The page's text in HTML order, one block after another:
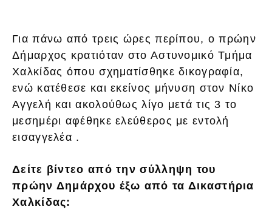
Για πάνω από τρεις ώρες περίπου, ο πρώην
Δήμαρχος κρατιόταν στο Αστυνομικό Τμήμα
Χαλκίδας όπου σχηματίσθηκε δικογραφία,
ενώ κατέθεσε και εκείνος μήνυση στον Νίκο
Αγγελή και ακολούθως λίγο μετά τις 3 το
μεσημέρι αφέθηκε ελεύθερος με εντολή
εισαγγελέα .
Δείτε βίντεο από την σύλληψη του
πρώην Δημάρχου έξω από τα Δικαστήρια
Χαλκίδας: